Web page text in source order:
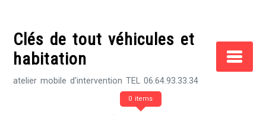
contentClés de tout véhicules et
habitation
atelier mobile d'intervention TEL 06.64.93.33.34
0 items